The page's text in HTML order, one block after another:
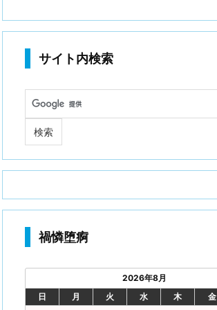
サイト内検索
禍憐堕痾
2026年8月
日
月 火 水 木 金